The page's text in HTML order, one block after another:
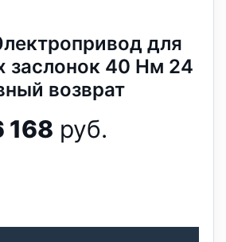
для
заслонок 40 Нм 24
возврат
168 руб.